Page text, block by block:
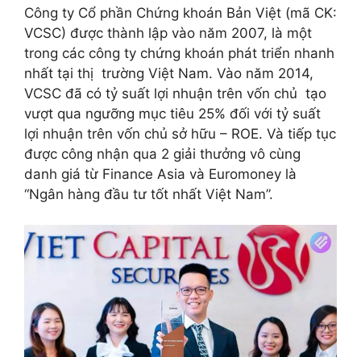
Công ty Cổ phần Chứng khoán Bản Việt (mã CK:
VCSC) được thành lập vào năm 2007, là một
trong các công ty chứng khoán phát triển nhanh
nhất tại thị trường Việt Nam. Vào năm 2014,
VCSC đã có tỷ suất lợi nhuận trên vốn chủ tạo
vượt qua ngưỡng mục tiêu 25% đối với tỷ suất
lợi nhuận trên vốn chủ sở hữu – ROE. Và tiếp tục
được công nhận qua 2 giải thưởng vô cùng
danh giá từ Finance Asia và Euromoney là
“Ngân hàng đầu tư tốt nhất Việt Nam”.